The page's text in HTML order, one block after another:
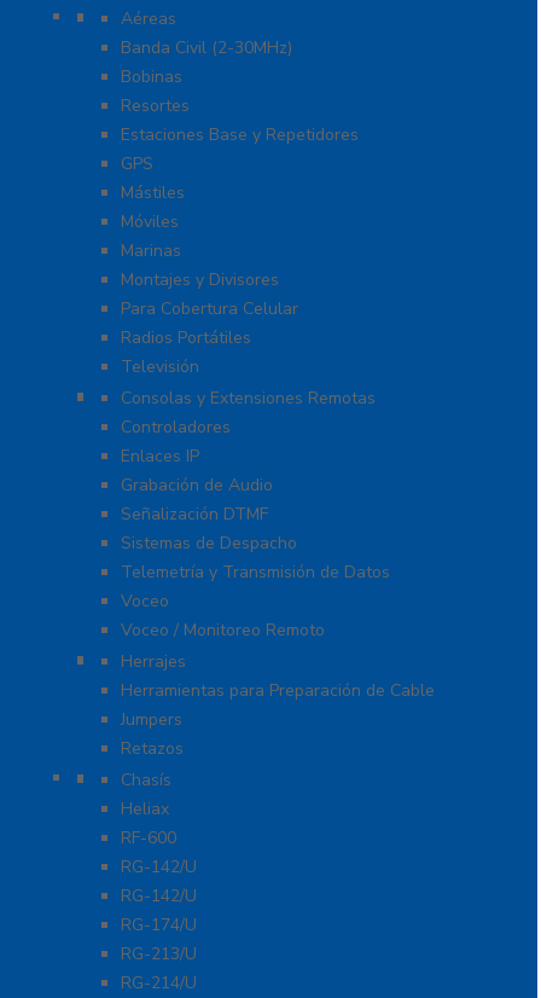
Antenas
Aéreas
Banda Civil (2-30MHz)
Bobinas
Resortes
Estaciones Base y Repetidores
GPS
Mástiles
Móviles
Marinas
Montajes y Divisores
Para Cobertura Celular
Radios Portátiles
Televisión
Aplicaciones y Soluciones
Consolas y Extensiones Remotas
Controladores
Enlaces IP
Grabación de Audio
Señalización DTMF
Sistemas de Despacho
Telemetría y Transmisión de Datos
Voceo
Voceo / Monitoreo Remoto
Cables
Herrajes
Herramientas para Preparación de Cable
Jumpers
Retazos
Conectores
Chasís
Heliax
RF-600
RG-142/U
RG-142/U
RG-174/U
RG-213/U
RG-214/U